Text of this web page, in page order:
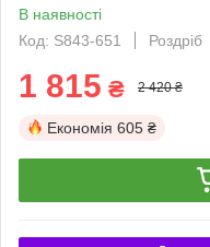
В наявності
Код: S843-651
Роздріб
1 815 ₴ 2 420 ₴
Економія 605 ₴